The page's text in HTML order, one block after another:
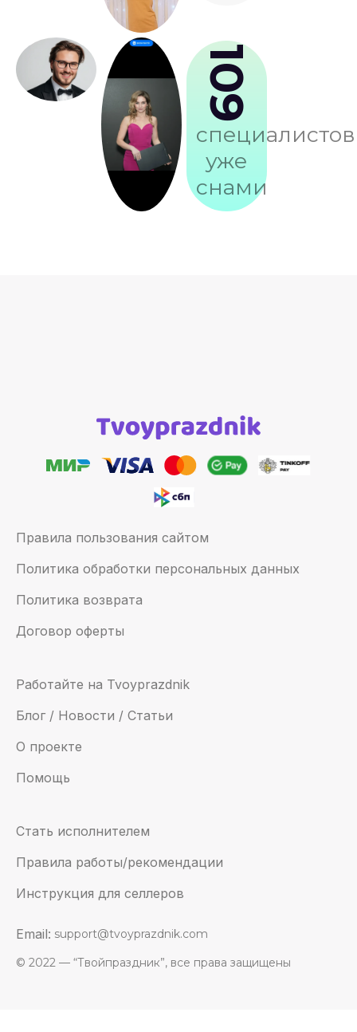
109
специалистов
уже
снами
Правила пользования сайтом
Политика обработки персональных данных
Политика возврата
Договор оферты
Работайте на Tvoyprazdnik
Блог / Новости / Статьи
О проекте
Помощь
Стать исполнителем
Правила работы/рекомендации
Инструкция для селлеров
Email: support@tvoyprazdnik.com
© 2022 — “Твойпраздник”, все права защищены